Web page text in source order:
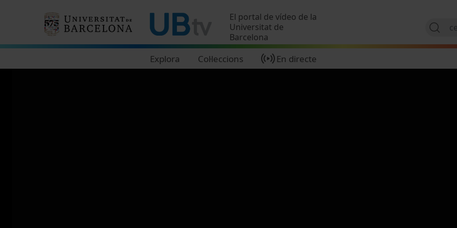
El portal de vídeo de la
Universitat de
Barcelona
Explora Col·leccions En directe